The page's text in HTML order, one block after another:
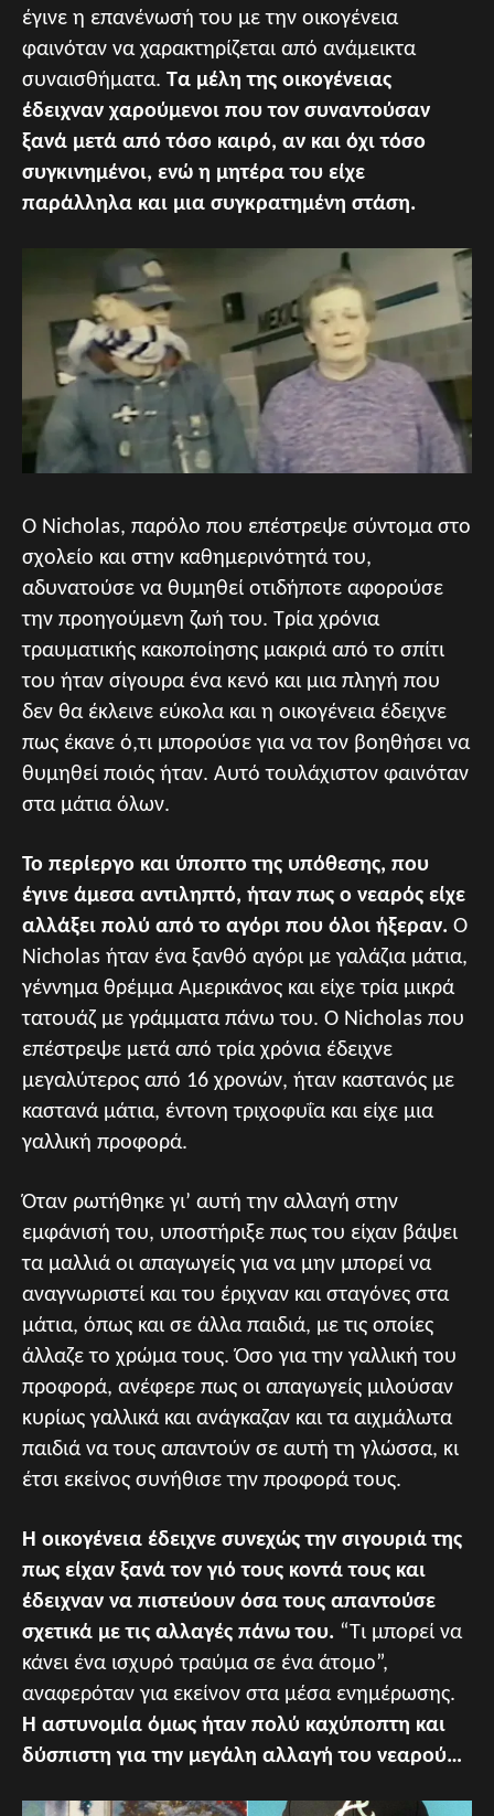
έγινε η επανένωσή του με την οικογένεια
φαινόταν να χαρακτηρίζεται από ανάμεικτα
συναισθήματα. Τα μέλη της οικογένειας
έδειχναν χαρούμενοι που τον συναντούσαν
ξανά μετά από τόσο καιρό, αν και όχι τόσο
συγκινημένοι, ενώ η μητέρα του είχε
παράλληλα και μια συγκρατημένη στάση.
Ο Nicholas, παρόλο που επέστρεψε σύντομα στο
σχολείο και στην καθημερινότητά του,
αδυνατούσε να θυμηθεί οτιδήποτε αφορούσε
την προηγούμενη ζωή του. Τρία χρόνια
τραυματικής κακοποίησης μακριά από το σπίτι
του ήταν σίγουρα ένα κενό και μια πληγή που
δεν θα έκλεινε εύκολα και η οικογένεια έδειχνε
πως έκανε ό,τι μπορούσε για να τον βοηθήσει να
θυμηθεί ποιός ήταν. Αυτό τουλάχιστον φαινόταν
στα μάτια όλων.
Το περίεργο και ύποπτο της υπόθεσης, που
έγινε άμεσα αντιληπτό, ήταν πως ο νεαρός είχε
αλλάξει πολύ από το αγόρι που όλοι ήξεραν. Ο
Nicholas ήταν ένα ξανθό αγόρι με γαλάζια μάτια,
γέννημα θρέμμα Αμερικάνος και είχε τρία μικρά
τατουάζ με γράμματα πάνω του. Ο Nicholas που
επέστρεψε μετά από τρία χρόνια έδειχνε
μεγαλύτερος από 16 χρονών, ήταν καστανός με
καστανά μάτια, έντονη τριχοφυΐα και είχε μια
γαλλική προφορά.
Όταν ρωτήθηκε γι’ αυτή την αλλαγή στην
εμφάνισή του, υποστήριξε πως του είχαν βάψει
τα μαλλιά οι απαγωγείς για να μην μπορεί να
αναγνωριστεί και του έριχναν και σταγόνες στα
μάτια, όπως και σε άλλα παιδιά, με τις οποίες
άλλαζε το χρώμα τους. Όσο για την γαλλική του
προφορά, ανέφερε πως οι απαγωγείς μιλούσαν
κυρίως γαλλικά και ανάγκαζαν και τα αιχμάλωτα
παιδιά να τους απαντούν σε αυτή τη γλώσσα, κι
έτσι εκείνος συνήθισε την προφορά τους.
Η οικογένεια έδειχνε συνεχώς την σιγουριά της
πως είχαν ξανά τον γιό τους κοντά τους και
έδειχναν να πιστεύουν όσα τους απαντούσε
σχετικά με τις αλλαγές πάνω του. “Τι μπορεί να
κάνει ένα ισχυρό τραύμα σε ένα άτομο”,
αναφερόταν για εκείνον στα μέσα ενημέρωσης.
Η αστυνομία όμως ήταν πολύ καχύποπτη και
δύσπιστη για την μεγάλη αλλαγή του νεαρού…